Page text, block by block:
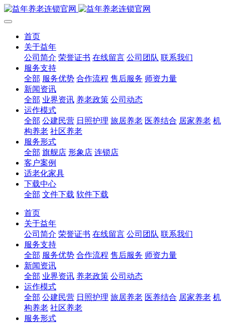
首页
关于益年
公司简介 荣誉证书 在线留言 公司团队 联系我们
服务支持
全部 服务优势 合作流程 售后服务 师资力量
新闻资讯
全部 业界资讯 养老政策 公司动态
运作模式
全部 公建民营 日照护理 旅居养老 医养结合 居家养老 机
构养老 社区养老
服务形式
全部 旗舰店 形象店 连锁店
客户案例
适老化家具
下载中心
全部 文件下载 软件下载
首页
关于益年
公司简介 荣誉证书 在线留言 公司团队 联系我们
服务支持
全部 服务优势 合作流程 售后服务 师资力量
新闻资讯
全部 业界资讯 养老政策 公司动态
运作模式
全部 公建民营 日照护理 旅居养老 医养结合 居家养老 机
构养老 社区养老
服务形式